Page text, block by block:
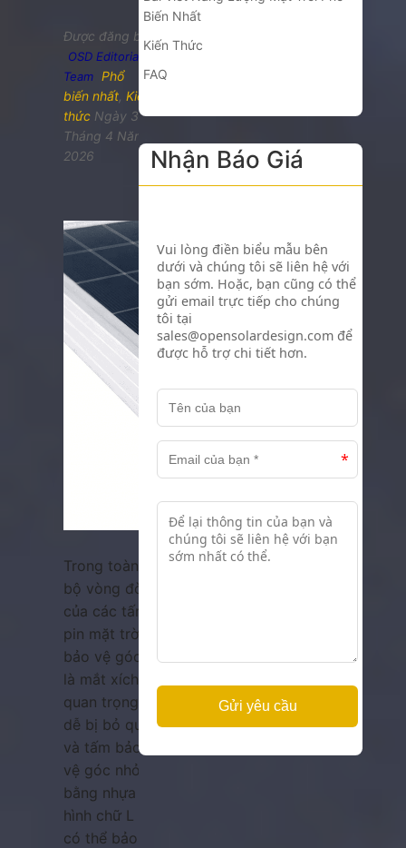
Được đăng bởi
OSD Editorial
Team Phổ
biến nhất ,Kiến
thức Ngày 3
Tháng 4 Năm
2026
Trong toàn
bộ vòng đời
của các tấm
pin mặt trời,
bảo vệ góc
là mắt xích
quan trọng
dễ bị bỏ qua
và tấm bảo
vệ góc nhỏ
bằng nhựa
hình chữ L
có thể bảo
Biến Nhất
Kiến Thức
FAQ
Nhận Báo Giá